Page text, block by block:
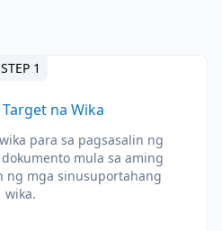
STEP 1
na Wika
para sa pagsasalin ng
mula sa aming
ng mga sinusuportahang
wika.